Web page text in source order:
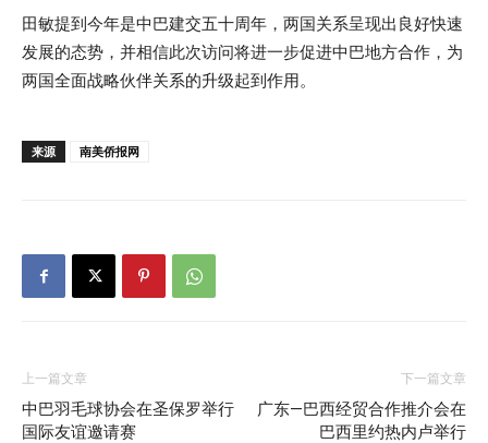
田敏提到今年是中巴建交五十周年，两国关系呈现出良好快速
发展的态势，并相信此次访问将进一步促进中巴地方合作，为
两国全面战略伙伴关系的升级起到作用。
来源 南美侨报网
上一篇文章
中巴羽毛球协会在圣保罗举行
国际友谊邀请赛
下一篇文章
广东—巴西经贸合作推介会在
巴西里约热内卢举行